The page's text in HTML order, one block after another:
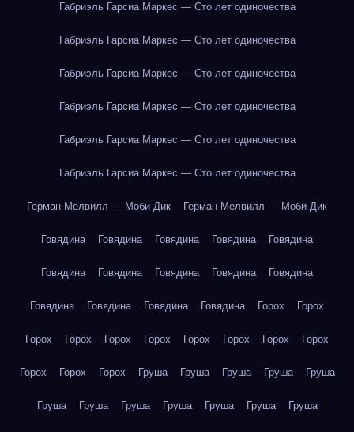
Габриэль Гарсиа Маркес — Сто лет одиночества
Габриэль Гарсиа Маркес — Сто лет одиночества
Габриэль Гарсиа Маркес — Сто лет одиночества
Габриэль Гарсиа Маркес — Сто лет одиночества
Габриэль Гарсиа Маркес — Сто лет одиночества
Габриэль Гарсиа Маркес — Сто лет одиночества
Герман Мелвилл — Моби Дик Герман Мелвилл — Моби Дик
Говядина Говядина Говядина Говядина Говядина
Говядина Говядина Говядина Говядина Говядина
Говядина Говядина Говядина Говядина Горох Горох
Горох Горох Горох Горох Горох Горох Горох Горох
Горох Горох Горох Груша Груша Груша Груша Груша
Груша Груша Груша Груша Груша Груша Груша